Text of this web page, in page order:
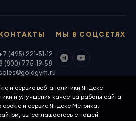
МЫ В СОЦСЕТЯХ
(495) 221-51-12
(800) 775-19-58
1097746699940
и сервис веб-аналитики Яндекс
и улучшения качества работы сайта
и сервис Яндекс Метрика.
вы соглашаетесь с нашей